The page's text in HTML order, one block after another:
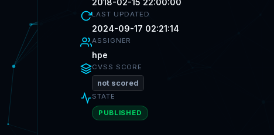
2018-02-15 22:00:00
LAST UPDATED
2024-09-17 02:21:14
ASSIGNER
hpe
CVSS SCORE
not scored
STATE
PUBLISHED